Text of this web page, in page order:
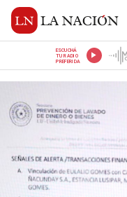
ESCUCHÁ
TU RADIO
PREFERIDA